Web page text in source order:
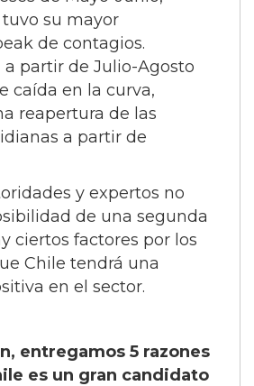
su mayor
de contagios.
a partir de Julio-Agosto
caída en la curva,
reapertura de las
a partir de
y expertos no
de una segunda
ciertos factores por los
Chile tendrá una
en el sector.
entregamos 5 razones
es un gran candidato